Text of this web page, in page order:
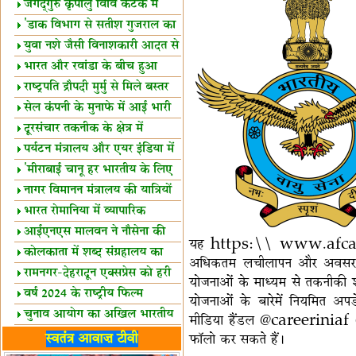
स्थल घोषित
जगद्गुरु कृपालु विवि कटक में
शैक्षिक सत्र शुरू
'डाक विभाग से सतीश गुजराल का
रिश्ता गहरा'
युवा नशे जैसी विनाशकारी आदत से
दूर रहें-मोदी
भारत और रवांडा के बीच हुआ
व्यापार विस्तार
राष्ट्रपति द्रौपदी मुर्मु से मिले बस्तर
के प्रतिनिधि
सेल कंपनी के मुनाफे में आई भारी
उछाल!
दूरसंचार तकनीक के क्षेत्र में
उत्कृष्टता पुरस्कार
पर्यटन मंत्रालय और एयर इंडिया में
समझौता
'मीराबाई चानू हर भारतीय के लिए
प्रेरणा'
नागर विमानन मंत्रालय की यात्रियों
को सलाह
भारत रोमानिया में व्यापारिक
साझेदारियां
आईएनएस मालवन ने नौसेना की
ताकत बढ़ाई
कोलकाता में शब्द संग्रहालय का
उद्घाटन
रामनगर-देहरादून एक्सप्रेस को हरी
झंडीवर्ष 2024 के राष्ट्रीय फिल्म
पुरस्कारों की घोषणा
चुनाव आयोग का अखिल भारतीय
मीडिया सम्मेलन
भारत में केवड़े का अस्तित्‍व 24
स्वतंत्र आवाज़ टीवी
यह https:\\
अधिकतम लचीलापन और अवसर
योजनाओं के माध्यम से तकनीकी
योजनाओं के बारेमें नियमित
मीडिया हैंडल @careeriniaf
फॉलो कर सकते हैं।